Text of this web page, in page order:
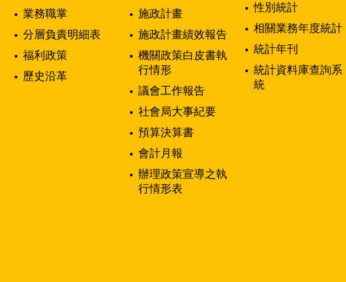
業務職掌
分層負責明細表
福利政策
歷史沿革
施政計畫
施政計畫績效報告
機關政策白皮書執
行情形
議會工作報告
社會局大事紀要
預算決算書
會計月報
辦理政策宣導之執
行情形表
性別統計
相關業務年度統計
統計年刊
統計資料庫查詢系
統